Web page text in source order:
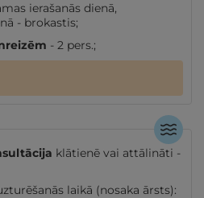
ierašanās dienā,
- brokastis;
- 2 pers.;
klātienē vai attālināti -
laikā (nosaka ārsts):